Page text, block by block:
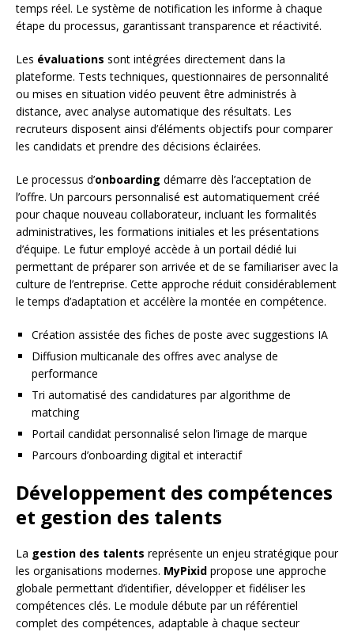
temps réel. Le système de notification les informe à chaque
étape du processus, garantissant transparence et réactivité.
Les évaluations sont intégrées directement dans la
plateforme. Tests techniques, questionnaires de personnalité
ou mises en situation vidéo peuvent être administrés à
distance, avec analyse automatique des résultats. Les
recruteurs disposent ainsi d’éléments objectifs pour comparer
les candidats et prendre des décisions éclairées.
Le processus d’onboarding démarre dès l’acceptation de
l’offre. Un parcours personnalisé est automatiquement créé
pour chaque nouveau collaborateur, incluant les formalités
administratives, les formations initiales et les présentations
d’équipe. Le futur employé accède à un portail dédié lui
permettant de préparer son arrivée et de se familiariser avec la
culture de l’entreprise. Cette approche réduit considérablement
le temps d’adaptation et accélère la montée en compétence.
Création assistée des fiches de poste avec suggestions IA
Diffusion multicanale des offres avec analyse de
performance
Tri automatisé des candidatures par algorithme de
matching
Portail candidat personnalisé selon l’image de marque
Parcours d’onboarding digital et interactif
Développement des compétences
et gestion des talents
La gestion des talents représente un enjeu stratégique pour
les organisations modernes. MyPixid propose une approche
globale permettant d’identifier, développer et fidéliser les
compétences clés. Le module débute par un référentiel
complet des compétences, adaptable à chaque secteur